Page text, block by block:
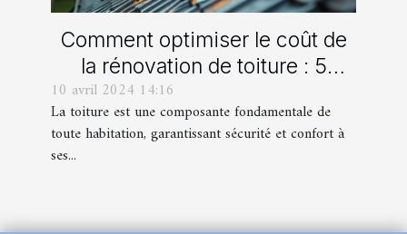
Comment optimiser le coût de
la rénovation de toiture : 5
stratégies efficaces
10 avril 2024 14:16
La toiture est une composante fondamentale de
toute habitation, garantissant sécurité et confort à
ses...